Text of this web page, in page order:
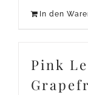
In den
Pink